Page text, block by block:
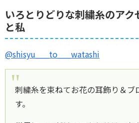
いろとりどりな刺繍糸のアク
と私
@shisyu___to___watashi
刺繍糸を束ねてお花の耳飾り＆ブ
す。